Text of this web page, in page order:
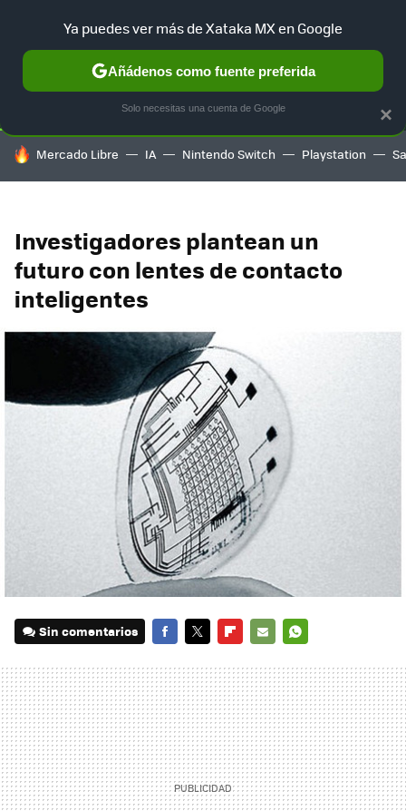
SELECCIÓN GAMING HOME AUTO TERRITORIO
HOY SE HABLA DE
Mercado Libre IA Nintendo Switch Playstation
Investigadores plantean un
futuro con lentes de contacto
inteligentes
Sin comentarios
MAIL
×
Ya puedes ver más de Xataka MX en Google
Añádenos como fuente preferida
Solo necesitas una cuenta de Google